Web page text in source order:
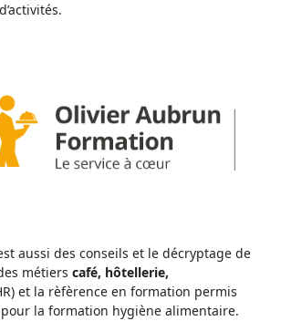
aussi des conseils et le décryptage de
métiers café, hôtellerie,
et la rèfèrence en formation permis
la formation hygiène alimentaire.